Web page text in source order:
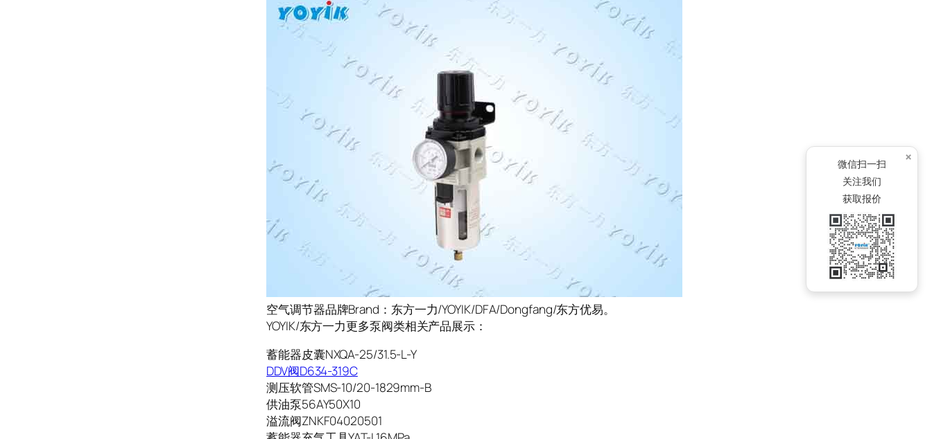
空气调节器品牌Brand：东方一力/YOYIK/DFA/Dongfang/东方优易。
YOYIK/东方一力更多泵阀类相关产品展示：
蓄能器皮囊NXQA-25/31.5-L-Y
DDV阀D634-319C
测压软管SMS-10/20-1829mm-B
供油泵56AY50X10
溢流阀ZNKF04020501
×
微信扫一扫
关注我们
获取报价